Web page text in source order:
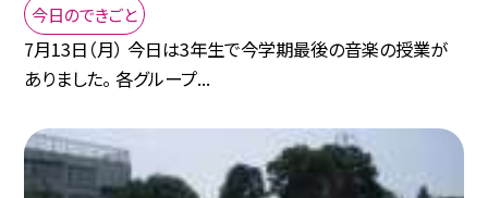
今日のできごと
7月13日（月） 今日は3年生で今学期最後の音楽の授業が
ありました。 各グループ...